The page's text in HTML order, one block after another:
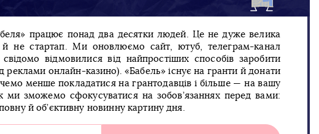
працює понад два десятки людей. Це не дуже велика
й не стартап. Ми оновлюємо сайт, ютуб, телеграм-канал
відмовилися від найпростіших способів заробити
реклами онлайн-казино). «Бабель» існує на гранти й донати
менше покладатися на грантодавців і більше — на вашу
ми зможемо сфокусуватися на зобов’язаннях перед вами:
й об’єктивну новинну картину дня.